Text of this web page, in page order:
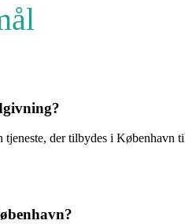
der tilbydes i